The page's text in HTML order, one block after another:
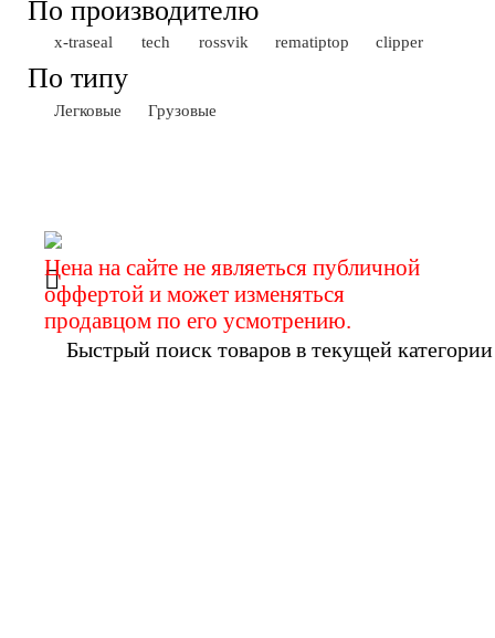
По производителю
x-traseal tech rossvik rematiptop clipper
По типу
Легковые Грузовые
Цена на сайте не являеться публичной
оффертой и может изменяться
продавцом по его усмотрению.